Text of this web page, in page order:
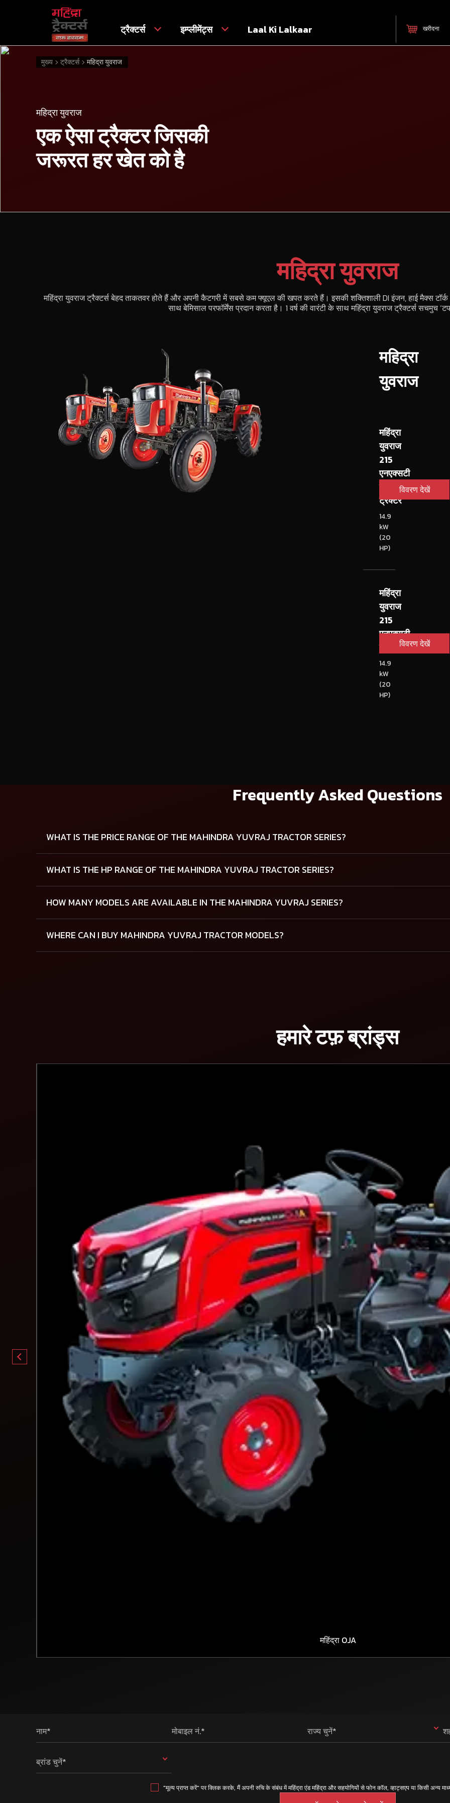
ट्रैक्टर्स इम्प्लीमेंट्स Laal Ki Lalkaar खरीदना
मुख्य ट्रैक्टर्स महिद्रा युवराज
महिद्रा युवराज
एक ऐसा ट्रैक्टर जिसकी
जरूरत हर खेत को है
महिद्रा युवराज
महिंद्रा युवराज ट्रैक्टर्स बेहद ताकतवर होते हैं और अपनी कैटगरी में सबसे कम फ्यूएल की खपत करते हैं। इसकी शक्तिशाली DI इंजन, हाई मैक्स
साथ बेमिसाल परफॉर्मेंस प्रदान करता है। 1 वर्ष की वारंटी के साथ महिंद्रा युवराज ट्रैक्टर्स सचमुच
महिद्रा
युवराज
महिंद्रा
युवराज
215
एनएक्सटी
ट्रैक्टर
14.9
kW
(20
HP)
विवरण देखें
महिंद्रा
युवराज
215
एनएक्सटी
ट्रैक्टर
14.9
kW
(20
HP)
विवरण देखें
Frequently Asked Questions
WHAT IS THE PRICE RANGE OF THE MAHINDRA YUVRAJ TRACTOR SERIES?
WHAT IS THE HP RANGE OF THE MAHINDRA YUVRAJ TRACTOR SERIES?
HOW MANY MODELS ARE AVAILABLE IN THE MAHINDRA YUVRAJ SERIES?
WHERE CAN I BUY MAHINDRA YUVRAJ TRACTOR MODELS?
हमारे टफ़ ब्रांड्स
महिंद्रा OJA
नाम* मोबाइल नं.* राज्य चुनें*
ब्रांड चुनें*
"मूल्य प्राप्त करें" पर क्लिक करके, मैं अपनी रुचि के संबंध में महिंद्रा एंड महिंद्रा और सहयोगियों से फोन कॉल, व्हाट्सएप या किसी अन्य